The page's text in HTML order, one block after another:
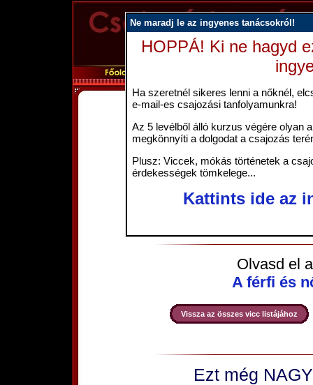
Ne maradj le az ingyenes tanácsokról!
HOPPÁ! Ki ne hagyd
Ha szeretnél sikeres lenni a nőknél,
e-mail-es csajozási tanfolyamunkra!
Az 5 levélből álló kurzus végére olyan
megkönnyíti a dolgodat a csajozás
Plusz: Viccek, mókás történetek a
érdekességek tömkelege...
Kattints ide az
Ki a
- Melyik a legmenőbb
- Akinek mindkét
perecet is el tud vinni.
- Melyik a legmenőbb
Olvasd el
A férfi és
Vissza az összes vicc listájához
Ezt még